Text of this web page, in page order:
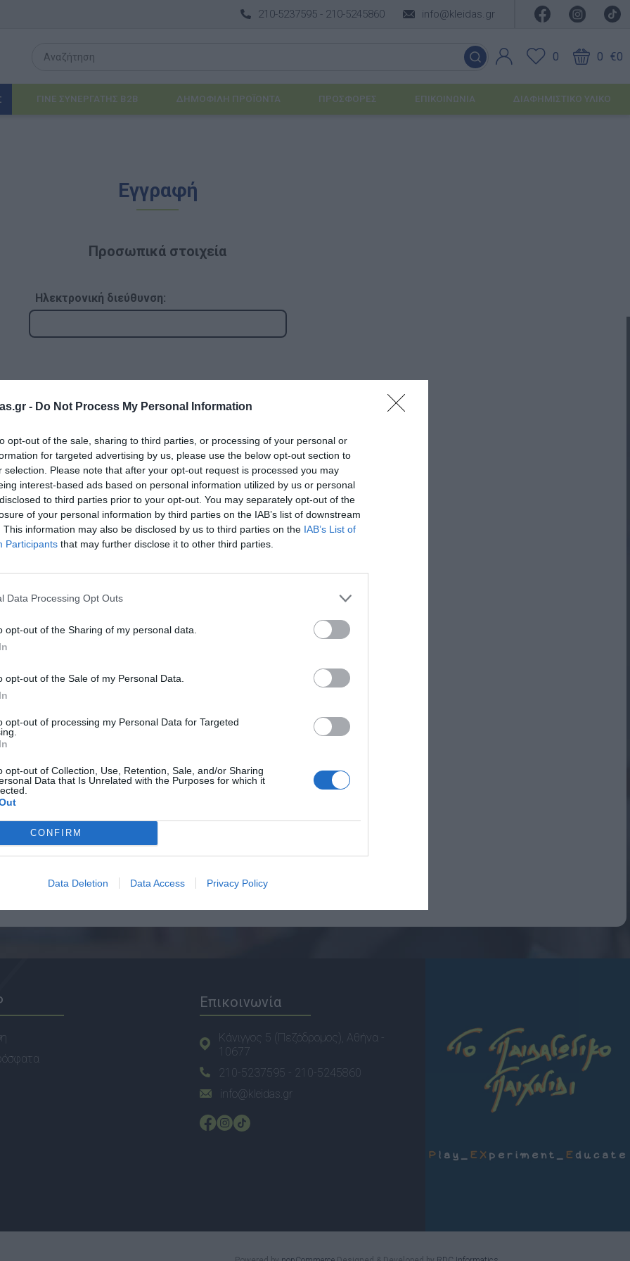
- Do Not Process My Personal Information
opt-out of the sale, sharing to third parties, or processing of your personal or
for targeted advertising by us, please use the below opt-out section to
selection. Please note that after your opt-out request is processed you may
interest-based ads based on personal information utilized by us or personal
to third parties prior to your opt-out. You may separately opt-out of the
of your personal information by third parties on the IAB’s list of downstream
This information may also be disclosed by us to third parties on the IAB’s List of
Participants that may further disclose it to other third parties.
Data Processing Opt Outs
opt-out of the Sharing of my personal data.
opt-out of the Sale of my Personal Data.
opt-out of processing my Personal Data for Targeted
opt-out of Collection, Use, Retention, Sale, and/or Sharing
Data that Is Unrelated with the Purposes for which it
CONFIRM
Data Deletion Data Access Privacy Policy
210-5237595 - 210-5245860 info@kleidas.gr
0 0 €0
Εργοθεραπεία
ΈΠΙΠΛΑ & ΕΞΟΠΛΙΣΜΌΣ
ΤΈΧΝΕΣ
Χειροτεχνία
Μουσική
Χορός & Θέατρο
ΠΑΙΔΑΓΩΓΙΚΌ ΥΛΙΚΌ ΓΙΑ ΕΝΉΛΙΚΕΣ
ΠΑΙΧΝΊΔΙΑ ΕΞΩΤΕΡΙΚΟΎ ΧΏΡΟΥ
Συνθέσεις Παιδικής Χαράς για ΑμεΑ
'Έντυπα-Βιβλία ΙΕΚ
ΓΙΝΕ ΣΥΝΕΡΓΑΤΗΣ B2B ΔΗΜΟΦΙΛΉ ΠΡΟΪΌΝΤΑ ΠΡΟΣΦΟΡΈΣ ΕΠΙΚΟΙΝΩΝΊΑ ΔΙΑΦΗΜΙΣΤΙΚΟ ΥΛΙΚΟ
Εγγραφή
Προσωπικά στοιχεία
Ηλεκτρονική διεύθυνση:
Επιλογές
Ενημερωτικό δελτίο:
Ο κωδικός πρόσβασης
Κωδικός πρόσβασης:
Επιβεβαίωση κωδικού:
Επικοινωνία
Κάνιγγος 5 (Πεζόδρομος), Αθήνα -
10677
210-5237595 - 210-5245860
info@kleidas.gr